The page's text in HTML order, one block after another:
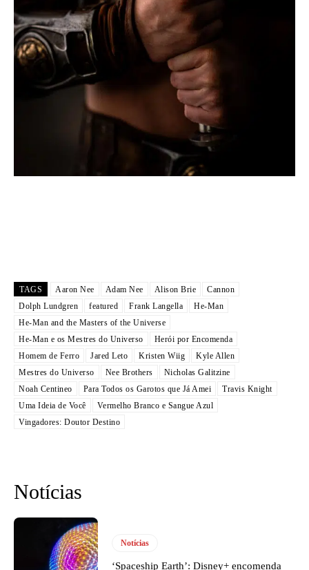
TAGS Aaron Nee Adam Nee Alison Brie
Cannon
Dolph Lundgren
featured Frank Langella
He-Man
He-Man and the Masters of the Universe
He-Man e os Mestres do Universo
Herói por Encomenda
Homem de Ferro
Jared Leto Kristen Wiig
Kyle Allen
Mestres do Universo
Nee Brothers
Nicholas Galitzine
Noah Centineo
Para Todos os Garotos que Já Amei
Travis Knight
Uma Ideia de Você
Vermelho Branco e Sangue Azul
Vingadores: Doutor Destino
Notícias
Notícias
‘Spaceship Earth’: Disney+ encomenda